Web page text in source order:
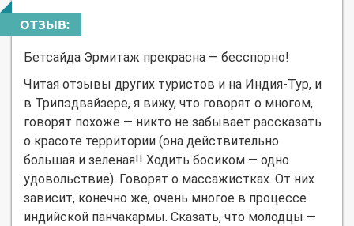
ОТЗЫВ:
Бетсайда Эрмитаж прекрасна — бесспорно!
Читая отзывы других туристов и на Индия-Тур, и
в Трипэдвайзере, я вижу, что говорят о многом,
говорят похоже — никто не забывает рассказать
о красоте территории (она действительно
большая и зеленая!! Ходить босиком — одно
удовольствие). Говорят о массажистках. От них
зависит, конечно же, очень многое в процессе
индийской панчакармы. Сказать, что молодцы —